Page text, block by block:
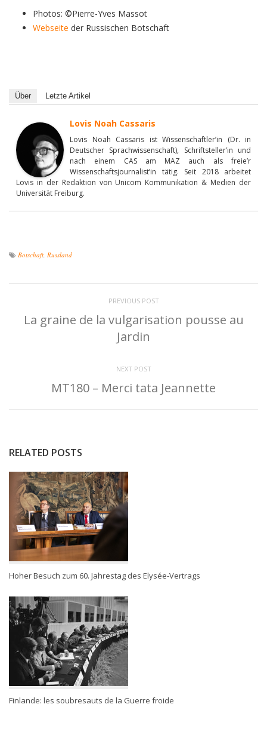
Photos: ©Pierre-Yves Massot
Webseite der Russischen Botschaft
Über Letzte Artikel
Lovis Noah Cassaris
Lovis Noah Cassaris ist Wissenschaftler’in (Dr. in
Deutscher Sprachwissenschaft), Schriftsteller’in und
nach einem CAS am MAZ auch als freie’r
Wissenschaftsjournalist’in tätig. Seit 2018 arbeitet
Lovis in der Redaktion von Unicom Kommunikation & Medien der
Universität Freiburg.
Botschaft Russland
PREVIOUS POST
La graine de la vulgarisation pousse au
Jardin
NEXT POST
MT180 – Merci tata Jeannette
RELATED POSTS
Hoher Besuch zum 60. Jahrestag des Elysée-Vertrags
Finlande: les soubresauts de la Guerre froide